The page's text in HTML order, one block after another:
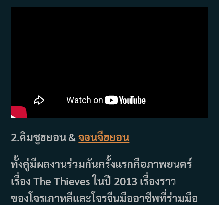
2.คิมซูฮยอน &จอนจีฮยอน
ทั้งคู่มีผลงานร่วมกันครั้งแรกคือภาพยนตร์
เรื่อง The Thieves ในปี 2013 เรื่องราว
ของโจรเกาหลีและโจรจีนมืออาชีพที่ร่วมมือ